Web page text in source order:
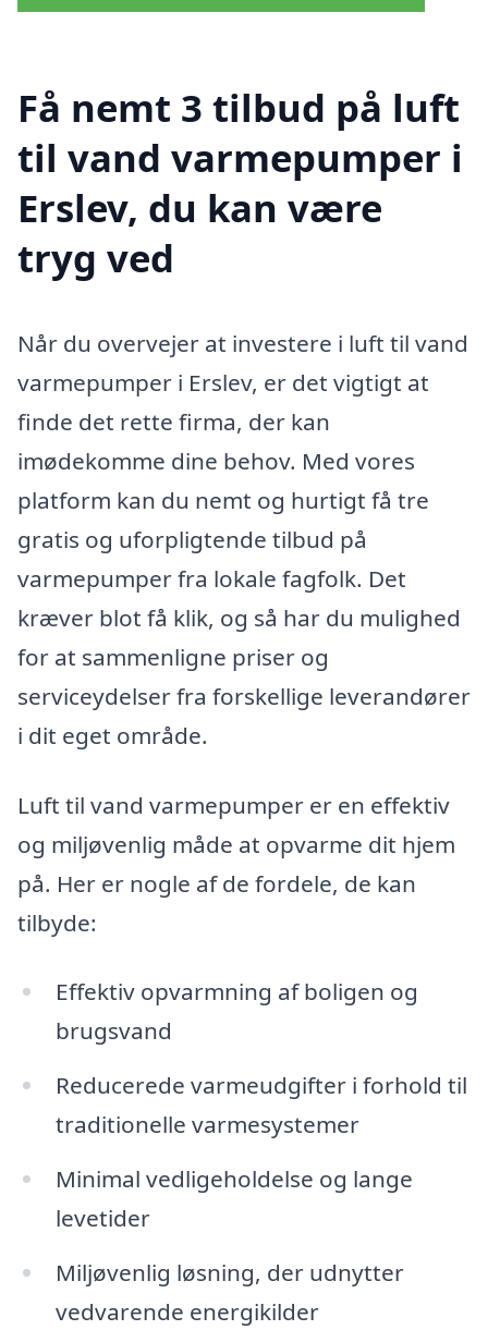
Få nemt 3 tilbud på luft
til vand varmepumper i
Erslev, du kan være
tryg ved
Når du overvejer at investere i luft til vand
varmepumper i Erslev, er det vigtigt at
finde det rette firma, der kan
imødekomme dine behov. Med vores
platform kan du nemt og hurtigt få tre
gratis og uforpligtende tilbud på
varmepumper fra lokale fagfolk. Det
kræver blot få klik, og så har du mulighed
for at sammenligne priser og
serviceydelser fra forskellige leverandører
i dit eget område.
Luft til vand varmepumper er en effektiv
og miljøvenlig måde at opvarme dit hjem
på. Her er nogle af de fordele, de kan
tilbyde:
Effektiv opvarmning af boligen og
brugsvand
Reducerede varmeudgifter i forhold til
traditionelle varmesystemer
Minimal vedligeholdelse og lange
levetider
Miljøvenlig løsning, der udnytter
vedvarende energikilder